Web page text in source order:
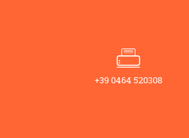
+39 0464 520308